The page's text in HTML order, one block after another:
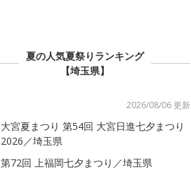
夏の人気夏祭りランキング
【埼玉県】
2026/08/06 更新
大宮夏まつり 第54回 大宮日進七夕まつり
2026／埼玉県
第72回 上福岡七夕まつり／埼玉県